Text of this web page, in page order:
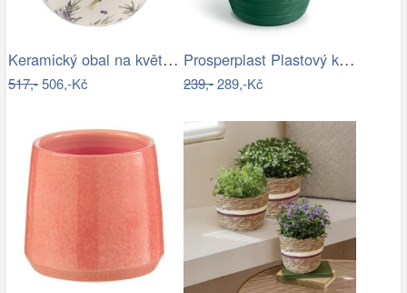
Keramický obal na květináč s levandulí…
517,-506,-Kč
Prosperplast Plastový květináč Venas…
239,-289,-Kč